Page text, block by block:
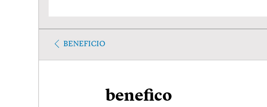
BENEFICIO
benefico